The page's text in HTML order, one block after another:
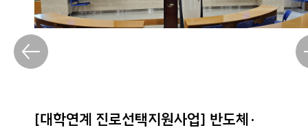
[대학연계 진로선택지원사업] 반도체·